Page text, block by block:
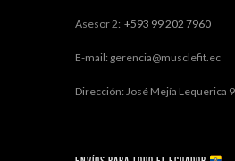
Asesor 2: +593 99 202 7960
E-mail: gerencia@musclefit.ec
Dirección: José Mejía Lequerica